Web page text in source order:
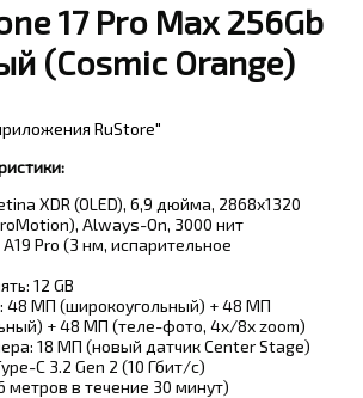
17 Pro Max 256Gb
(Cosmic Orange)
RuStore"
XDR (OLED), 6,9 дюйма, 2868x1320
Always-On, 3000 нит
Pro (3 нм, испарительное
12 GB
48 МП (широкоугольный) + 48 МП
+ 48 МП (теле-фото, 4x/8x zoom)
18 МП (новый датчик Center Stage)
C 3.2 Gen 2 (10 Гбит/с)
метров в течение 30 минут)